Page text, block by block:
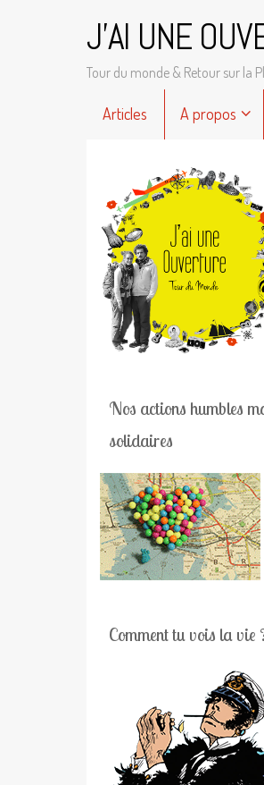
J'AI UNE
Tour du monde & Retour sur la
Articles A propos
Nos actions humbles
solidaires
Comment tu vois la vie